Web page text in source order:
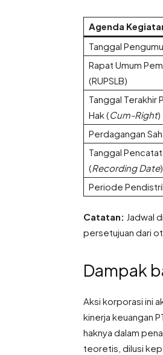
Agenda
Tanggal
Rapat Umum
(RUPSLB)
Tanggal Terakhir
Hak (Cum-Right)
Perdagangan
Tanggal
(Recording Date)
Periode
Catatan: Jadwal
persetujuan dari
Dampak
Aksi korporasi ini
kinerja keuangan
haknya dalam
teoretis, dilusi